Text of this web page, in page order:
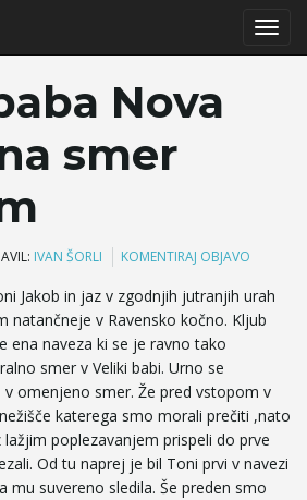
l
Nova
smer
IVAN ŠORLI KOMENTIRAJ OBJAVO
Jakob in jaz v zgodnjih jutranjih urah
natančneje v Ravensko kočno. Kljub
ena naveza ki se je ravno tako
smer v Veliki babi. Urno se
omenjeno smer. Že pred vstopom v
katerega smo morali prečiti ,nato
poplezavanjem prispeli do prve
Od tu naprej je bil Toni prvi v navezi
mu suvereno sledila. Še preden smo